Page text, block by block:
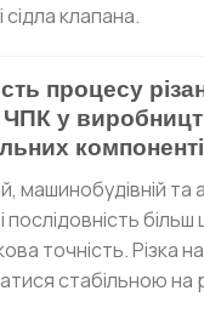
сідла клапана.
процесу
ЧПК у
машинобудівній та
більш
точність. Різка
стабільною на